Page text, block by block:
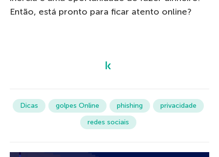
Então, está pronto para ficar atento online?
Dicas golpes Online phishing
privacidade
redes sociais